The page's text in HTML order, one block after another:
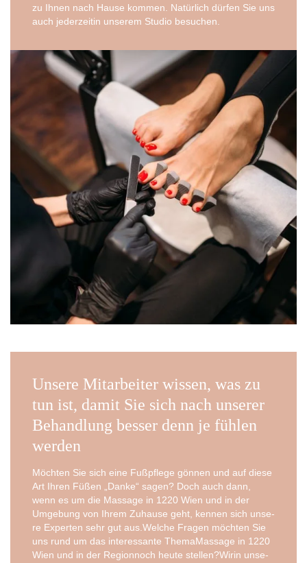
zu Ihnen nach Hau­se kom­men. Natür­lich dür­fen Sie uns
auch jeder­zeit­in unse­rem Stu­dio besuchen.
Unsere Mitarbeiter wissen, was zu
tun ist, damit Sie sich nach unserer
Behandlung besser denn je fühlen
werden
Möch­ten Sie sich eine Fuß­pfle­ge gön­nen und auf die­se
Art Ihren Füßen „Dan­ke“ sagen? Doch auch dann,
wenn es um die Mas­sa­ge in 1220 Wien und in der
Umge­bung von Ihrem Zuhau­se geht, ken­nen sich unse­
re Exper­ten sehr gut aus.Welche Fra­gen möch­ten Sie
uns rund um das inter­es­san­te The­ma­Mas­sa­ge in 1220
Wien und in der Regi­onnoch heu­te stellen?Wirin unse­